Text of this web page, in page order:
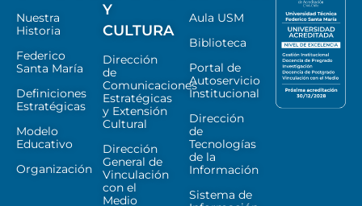
Nuestra
Historia
Federico
Santa María
Definiciones
Estratégicas
Modelo
Educativo
Organización
Y
CULTURA
Dirección
de
Comunicaciones
Estratégicas
y Extensión
Cultural
Dirección
General de
Vinculación
con el
Medio
Aula USM
Biblioteca
Portal de
Autoservicio
Institucional
Dirección
de
Tecnologías
de la
Información
Sistema de